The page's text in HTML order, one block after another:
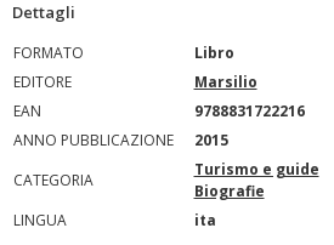
Dettagli
FORMATO
Libro
EDITORE
Marsilio
EAN
9788831722216
ANNO PUBBLICAZIONE
2015
CATEGORIA
Turismo e guide
Biografie
LINGUA
ita